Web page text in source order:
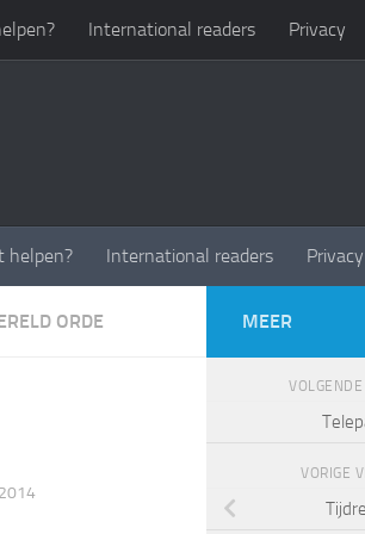
International readers Privacy
helpen? International readers Privacy
ORDE MEER
VORIGE